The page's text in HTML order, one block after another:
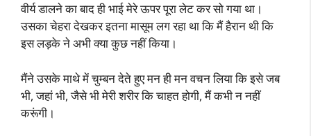
वीर्य डालने का बाद ही भाई मेरे ऊपर पूरा लेट कर सो गया था।
उसका चेहरा देखकर इतना मासूम लग रहा था कि मैं हैरान थी कि
इस लड़के ने अभी क्या कुछ नहीं किया।
मैंने उसके माथे में चुम्बन देते हुए मन ही मन वचन लिया कि इसे जब
भी, जहां भी, जैसे भी मेरी शरीर कि चाहत होगी, मैं कभी न नहीं
करूंगी।